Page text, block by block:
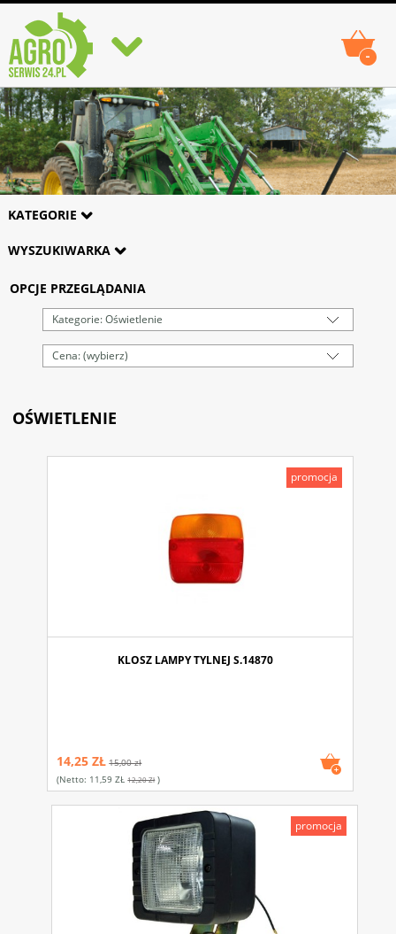
-
KATEGORIE
WYSZUKIWARKA
OPCJE PRZEGLĄDANIA
Kategorie: Oświetlenie
Cena: (wybierz)
OŚWIETLENIE
KLOSZ LAMPY TYLNEJ S.14870
14,25 ZŁ 15,00 zł
(netto: 11,59 ZŁ 12,20 Zł)
promocja
promocja